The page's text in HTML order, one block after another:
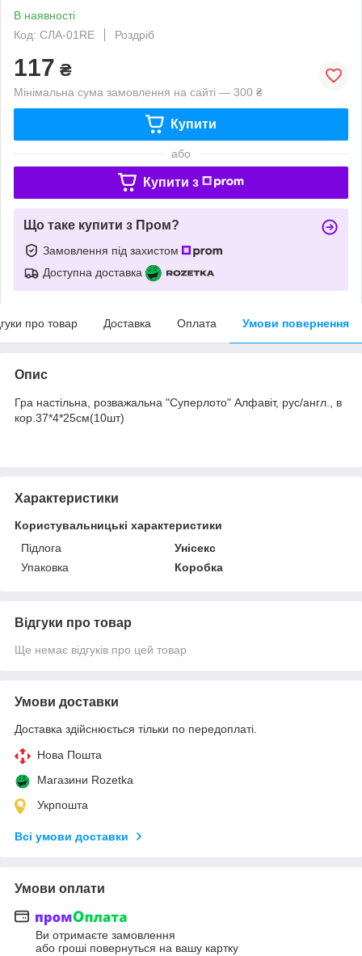
В наявності
Код: СЛА-01RE
Роздріб
117 ₴
Мінімальна сума замовлення на сайті — 300 ₴
Купити
або
Купити з
Що таке купити з Пром?
Замовлення під захистом
Доступна доставка
про товар Доставка Оплата Умови повернення
Опис
Гра настільна, розважальна "Суперлото" Алфавіт, рус/англ., в
кор.37*4*25см(10шт)
Характеристики
Користувальницькі характеристики
Підлога
Унісекс
Упаковка
Коробка
Відгуки про товар
Ще немає відгуків про цей товар
Умови доставки
Доставка здійснюється тільки по передоплаті.
Нова Пошта
Магазини Rozetka
Укрпошта
Всі умови доставки
Умови оплати
Ви отримаєте замовлення
або гроші повернуться на вашу картку